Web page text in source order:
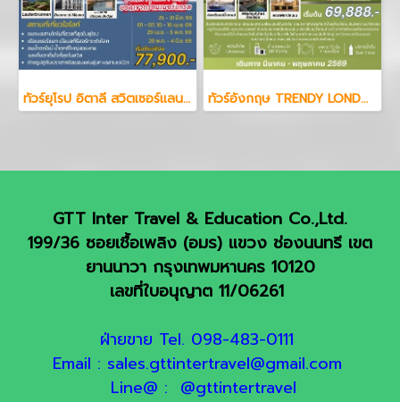
ทัวร์ยุโรป อิตาลี สวิตเซอร์แลนด์ 7 วัน 4 คืน ทัวร์อังกฤษ TRENDY LONDON ENGLAND STONEHENGE BATHS 7 วัน 4 คืน
GTT Inter Travel & Education Co.,Ltd.
199/36 ซอยเชื้อเพลิง (อมร) แขวง ช่องนนทรี เขต
ยานนาวา กรุงเทพมหานคร 10120
เลขที่ใบอนุญาต 11/06261
ฝ่ายขาย Tel. 098-483-0111
Email : sales.gttintertravel@gmail.com
Line@ : @gttintertravel